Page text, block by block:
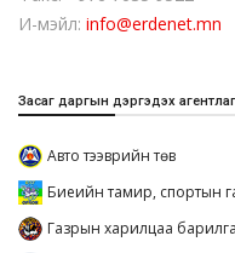
И-мэйл: info@erdenet.mn
Засаг даргын дэргэдэх агентлаг
Авто тээврийн төв
Биеийн тамир, спортын
Газрын харилцаа